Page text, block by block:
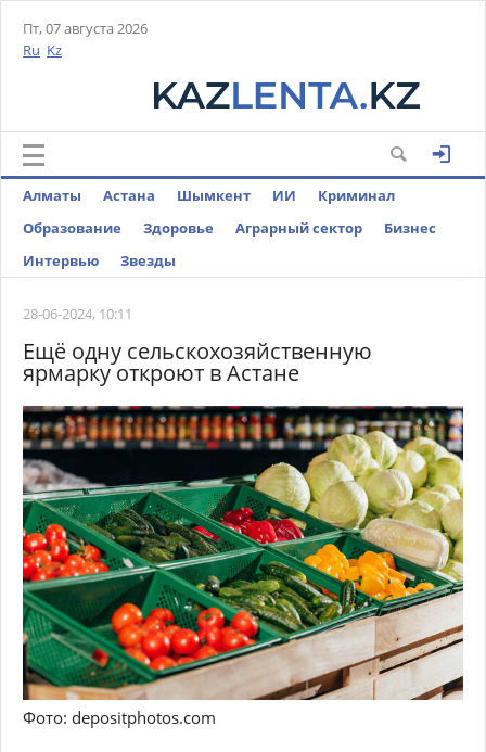
Пт, 07 августа 2026
Ru Kz
Алматы Астана Шымкент ИИ
Криминал
Образование
Здоровье Аграрный сектор
Бизнес
Интервью
Звезды
28-06-2024, 10:11
Ещё одну сельскохозяйственную
ярмарку откроют в Астане
Фото: depositphotos.com